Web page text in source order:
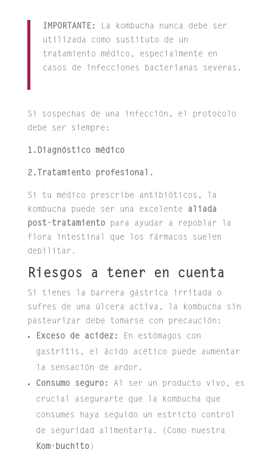
IMPORTANTE:
La kombucha nunca debe ser
utilizada como sustituto de un
tratamiento médico, especialmente en
casos de infecciones bacterianas severas.
Si sospechas de una infección, el protocolo
debe ser siempre:
1.Diagnóstico médico
2.Tratamiento profesional.
Si tu médico prescribe antibióticos, la
kombucha puede ser una excelente aliada
post-tratamientopara ayudar a repoblar la
flora intestinal que los fármacos suelen
debilitar.
Riesgos a tener en cuenta
Si tienes la barrera gástrica irritada o
sufres de una úlcera activa, la kombucha sin
pasteurizar debe tomarse con precaución:
Exceso de acidez:
En estómagos con
gastritis, el ácido acético puede aumentar
la sensación de ardor.
Consumo seguro:
Al ser un producto vivo, es
crucial asegurarte que la kombucha que
consumes haya seguido un estricto control
de seguridad alimentaria. (Como nuestra
Kom·buchito)